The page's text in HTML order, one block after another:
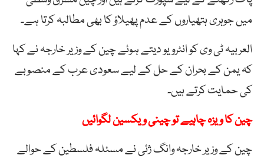
میں جوہری ہتھیاروں کے عدم پھیلاؤ کا بھی مطالبہ کرتا ہے۔
العربیہ ٹی وی کو انٹرویو دیتے ہوئے چین کے وزیر خارجہ نے کہا
کہ یمن کے بحران کے حل کے لیے سعودی عرب کے منصوبے
کی حمایت کرتے ہیں۔
چین کا ویزہ چاہیے تو چینی ویکسین لگوائیں
چین کے وزیر خارجہ وانگ ژئی نے مسئلہ فلسطین کے حوالے